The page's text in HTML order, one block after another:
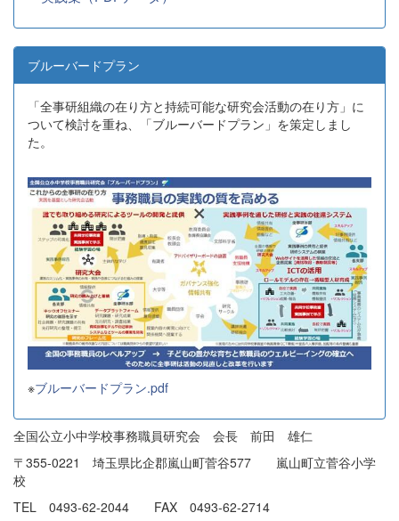
ブルーバードプラン
「全事研組織の在り方と持続可能な研究会活動の在り方」に
ついて検討を重ね、「ブルーバードプラン」を策定しまし
た。
※ブルーバードプラン.pdf
全国公立小中学校事務職員研究会 会長 前田 雄仁
〒355-0221 埼玉県比企郡嵐山町菅谷577 嵐山町立菅谷小学
校
TEL 0493-62-2044 FAX 0493-62-2714